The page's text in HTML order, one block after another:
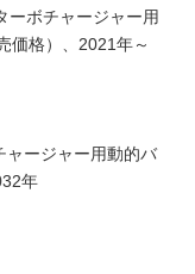
ーボチャージャー用
価格）、2021年～
ャージャー用動的バ
年